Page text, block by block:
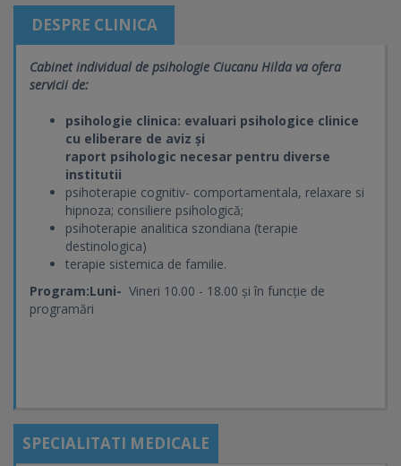
DESPRE CLINICA
Cabinet individual de psihologie Ciucanu Hilda va ofera
servicii de:
psihologie clinica: evaluari psihologice clinice
cu eliberare de aviz și
raport psihologic necesar pentru diverse
institutii
psihoterapie cognitiv- comportamentala, relaxare si
hipnoza; consiliere psihologică;
psihoterapie analitica szondiana (terapie
destinologica)
terapie sistemica de familie.
Program:Luni- Vineri 10.00 - 18.00 și în funcție de
programări
SPECIALITATI MEDICALE